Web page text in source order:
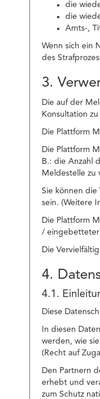
die
die
Amts-,
Wenn sich ein
des
3.
Die auf der
Konsultation
Die Plattform
Die Plattform
B.: die Anzahl
Meldestelle zu
Sie können die
sein. (Weitere
Die Plattform
/ eingebetteter
Die
4.
4.1.
Diese
In diesen
werden, wie
(Recht auf
Den Partnern
erhebt und
zum Schutz